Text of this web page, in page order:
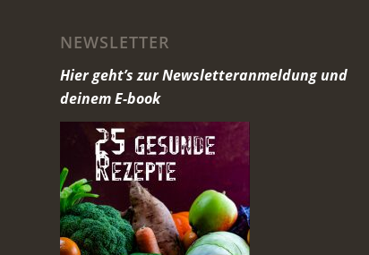
NEWSLETTER
Hier geht’s zur Newsletteranmeldung und
deinem E-book